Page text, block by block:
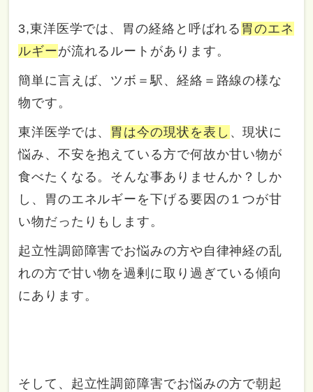
3,東洋医学では、胃の経絡と呼ばれる 胃のエネ
ルギーが流れるルートがあります。
簡単に言えば、ツボ＝駅、経絡＝路線の様な
物です。
東洋医学では、 胃は今の現状を表し 、現状に
悩み、不安を抱えている方で何故か甘い物が
食べたくなる。そんな事ありませんか？しか
し、胃のエネルギーを下げる要因の１つが甘
い物だったりもします。
起立性調節障害でお悩みの方や自律神経の乱
れの方で甘い物を過剰に取り過ぎている傾向
にあります。
そして、起立性調節障害でお悩みの方で朝起